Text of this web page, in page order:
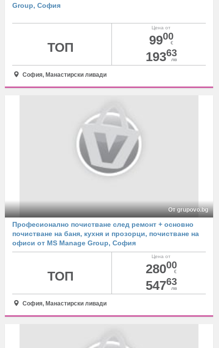
Group, София
Цена от
9900
€
19363
лв
ТОП
София, Манастирски ливади
От grupovo.bg
Професионално почистване след ремонт + основно
почистване на баня, кухня и прозорци, почистване на
офиси от MS Manage Group, София
Цена от
28000
€
54763
лв
ТОП
София, Манастирски ливади